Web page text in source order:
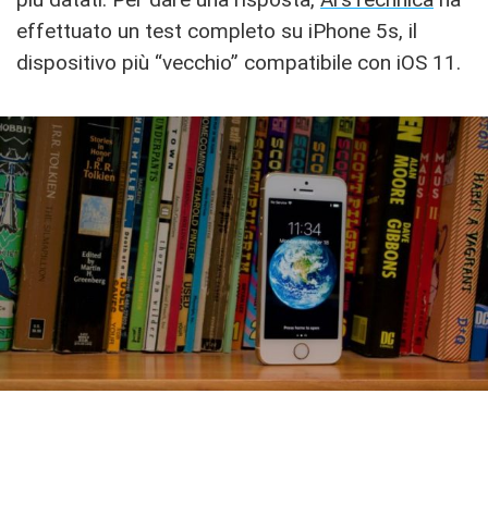
effettuato un test completo su iPhone 5s, il
dispositivo più “vecchio” compatibile con iOS 11.